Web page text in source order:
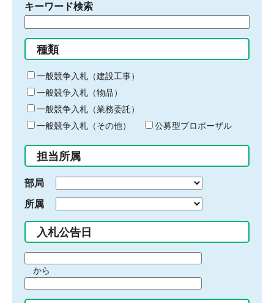
キーワード検索
る
キ
ー
ワ
ー
ド
入
力
種類
一般競争入札（建設工事）
一般競争入札（物品）
一般競争入札（業務委託）
一般競争入札（その他）
公募型プロポーザル
担当所属
部局
所属
入札公告日
間
始
から
間